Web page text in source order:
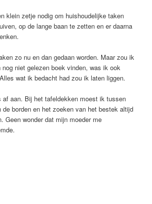
klein zetje nodig om huishoudelijke taken
op de lange baan te zetten en er daarna
zo nu en dan gedaan worden. Maar zou ik
nog niet gelezen boek vinden, was ik ook
wat ik bedacht had zou ik laten liggen.
af aan. Bij het tafeldekken moest ik tussen
de borden en het zoeken van het bestek altijd
Geen wonder dat mijn moeder me